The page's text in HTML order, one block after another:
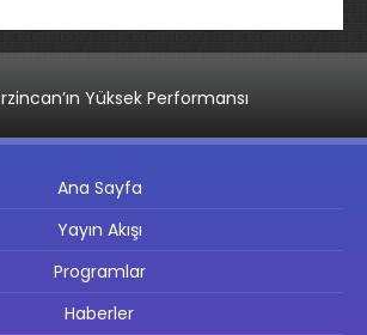
Yüksek Performansı
Ana Sayfa
Yayın Akışı
Programlar
Haberler